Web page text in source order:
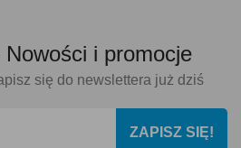
Nowości i promocje
się do newslettera już dziś
ZAPISZ SIĘ!